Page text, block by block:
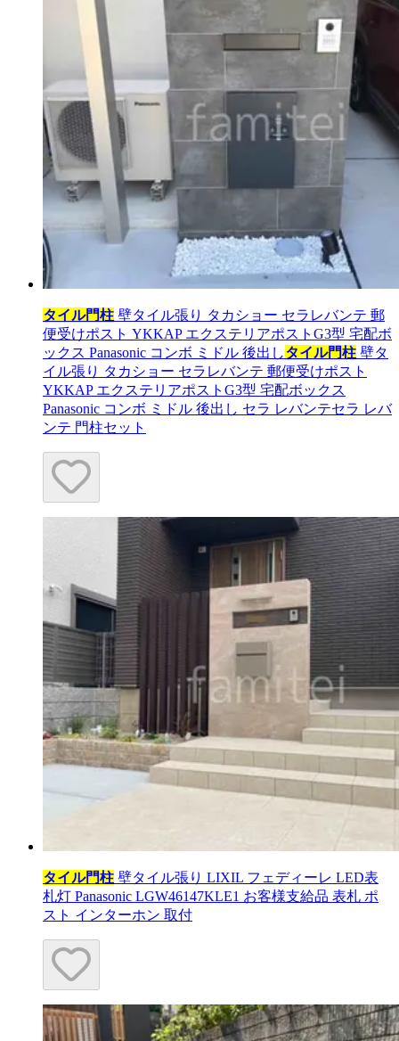
タイル門柱 壁タイル張り タカショー セラレバンテ 郵
便受けポスト YKKAP エクステリアポストG3型 宅配ボ
ックス Panasonic コンボ ミドル 後出しタイル門柱 壁タ
イル張り タカショー セラレバンテ 郵便受けポスト
YKKAP エクステリアポストG3型 宅配ボックス
Panasonic コンボ ミドル 後出し セラ レバンテセラ レバ
ンテ 門柱セット
タイル門柱 壁タイル張り LIXIL フェディーレ LED表
札灯 Panasonic LGW46147KLE1 お客様支給品 表札 ポ
スト インターホン 取付